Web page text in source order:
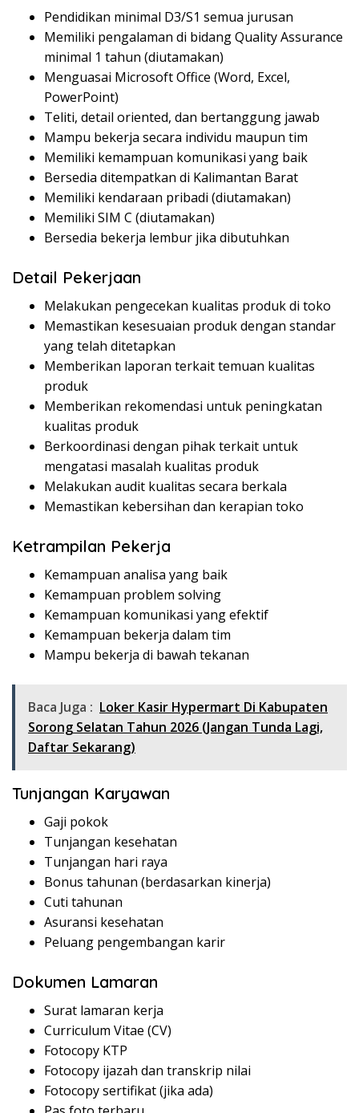
Pendidikan minimal D3/S1 semua jurusan
Memiliki pengalaman di bidang Quality Assurance
minimal 1 tahun (diutamakan)
Menguasai Microsoft Office (Word, Excel,
PowerPoint)
Teliti, detail oriented, dan bertanggung jawab
Mampu bekerja secara individu maupun tim
Memiliki kemampuan komunikasi yang baik
Bersedia ditempatkan di Kalimantan Barat
Memiliki kendaraan pribadi (diutamakan)
Memiliki SIM C (diutamakan)
Bersedia bekerja lembur jika dibutuhkan
Detail Pekerjaan
Melakukan pengecekan kualitas produk di toko
Memastikan kesesuaian produk dengan standar
yang telah ditetapkan
Memberikan laporan terkait temuan kualitas
produk
Memberikan rekomendasi untuk peningkatan
kualitas produk
Berkoordinasi dengan pihak terkait untuk
mengatasi masalah kualitas produk
Melakukan audit kualitas secara berkala
Memastikan kebersihan dan kerapian toko
Ketrampilan Pekerja
Kemampuan analisa yang baik
Kemampuan problem solving
Kemampuan komunikasi yang efektif
Kemampuan bekerja dalam tim
Mampu bekerja di bawah tekanan
Baca Juga : Loker Kasir Hypermart Di Kabupaten
Sorong Selatan Tahun 2026 (Jangan Tunda Lagi,
Daftar Sekarang)
Tunjangan Karyawan
Gaji pokok
Tunjangan kesehatan
Tunjangan hari raya
Bonus tahunan (berdasarkan kinerja)
Cuti tahunan
Asuransi kesehatan
Peluang pengembangan karir
Dokumen Lamaran
Surat lamaran kerja
Curriculum Vitae (CV)
Fotocopy KTP
Fotocopy ijazah dan transkrip nilai
Fotocopy sertifikat (jika ada)